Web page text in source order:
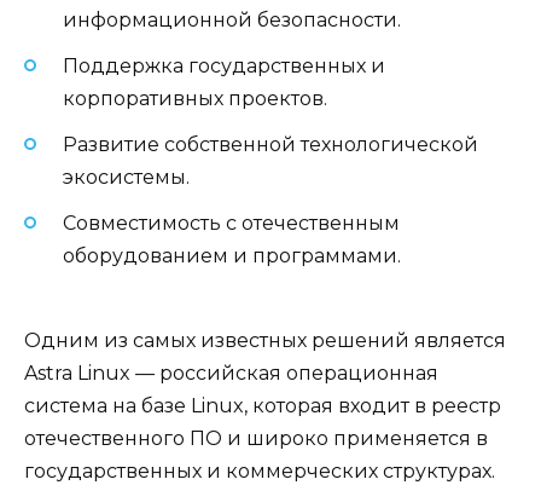
информационной безопасности.
Поддержка государственных и
корпоративных проектов.
Развитие собственной технологической
экосистемы.
Совместимость с отечественным
оборудованием и программами.
Одним из самых известных решений является
Astra Linux — российская операционная
система на базе Linux, которая входит в реестр
отечественного ПО и широко применяется в
государственных и коммерческих структурах.